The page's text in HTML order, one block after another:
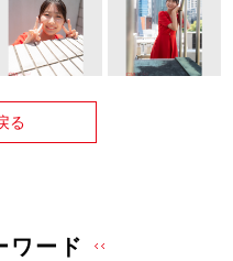
る
ワード